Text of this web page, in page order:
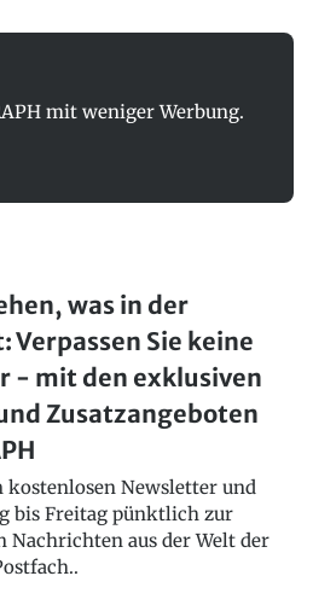
mit weniger Werbung.
was in der
Sie keine
- mit den exklusiven
Zusatzangeboten
kostenlosen Newsletter und
bis Freitag pünktlich zur
Nachrichten aus der Welt der